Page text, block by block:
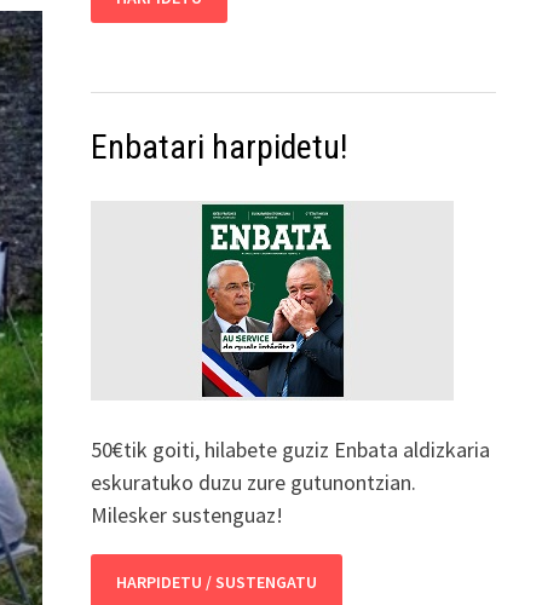
Enbatari harpidetu!
50€tik goiti, hilabete guziz Enbata aldizkaria
eskuratuko duzu zure gutunontzian.
Milesker sustenguaz!
HARPIDETU / SUSTENGATU